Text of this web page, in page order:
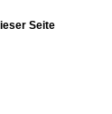
Seite